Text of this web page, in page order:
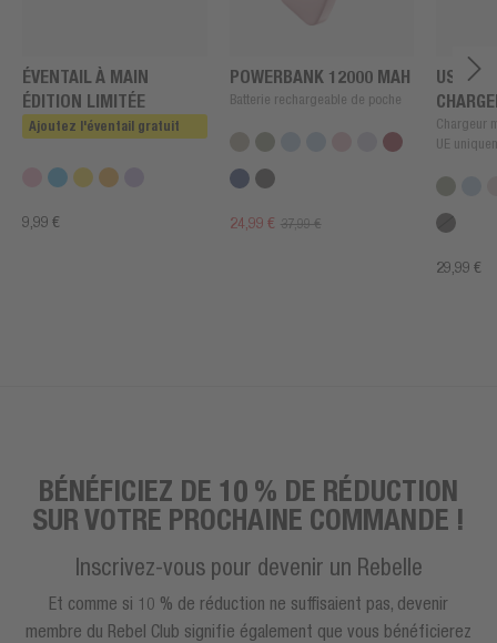
ÉVENTAIL À MAIN
ÉDITION LIMITÉE
Ajoutez l'éventail gratuit
9,99 €
POWERBANK 12000 MAH
Batterie rechargeable de poche
24,99 € 37,99 €
USB +
Chargeur
UE
29,99 €
BÉNÉFICIEZ DE 10 % DE RÉDUCTION
SUR VOTRE PROCHAINE COMMANDE !
Inscrivez-vous pour devenir un Rebelle
Et comme si 10 % de réduction ne suffisaient pas, devenir
membre du Rebel Club signifie également que vous bénéficierez